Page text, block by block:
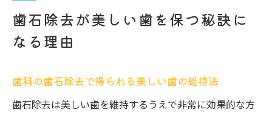
歯石除去が美しい歯を保つ秘訣に
なる理由
歯科の歯石除去で得られる美しい歯の維持法
歯石除去は美しい歯を維持するうえで非常に効果的な方